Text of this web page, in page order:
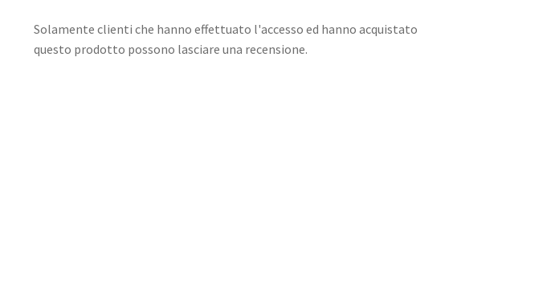
Solamente clienti che hanno effettuato l'accesso ed hanno acquistato
questo prodotto possono lasciare una recensione.